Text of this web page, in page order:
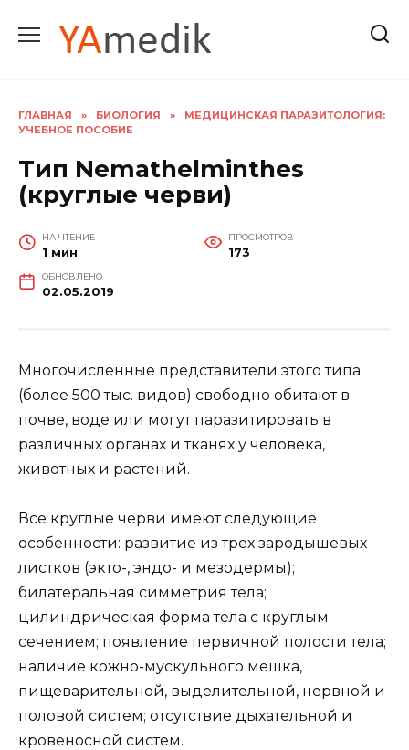
содержанию
ГЛАВНАЯ » БИОЛОГИЯ »
МЕДИЦИНСКАЯ ПАРАЗИТОЛОГИЯ:
УЧЕБНОЕ ПОСОБИЕ
Тип Nemathelminthes
(круглые черви)
НА ЧТЕНИЕ
1 мин
ПРОСМОТРОВ
173
ОБНОВЛЕНО
02.05.2019
Многочисленные представители этого типа
(более 500 тыс. видов) свободно обитают в
почве, воде или могут паразитировать в
различных органах и тканях у человека,
животных и растений.
Все круглые черви имеют следующие
особенности: развитие из трех зародышевых
листков (экто-, эндо- и мезодермы);
билатеральная симметрия тела;
цилиндрическая форма тела с круглым
сечением; появление первичной полости тела;
наличие кожно-мускульного мешка,
пищеварительной, выделительной, нервной и
половой систем; отсутствие дыхательной и
кровеносной систем.